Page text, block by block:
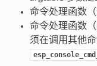
命令处理函数
命令处理函数
须在调用其他